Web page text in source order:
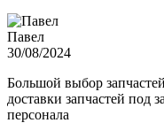
Павел
30/08/2024
Большой выбор
доставки запчастей под
персонала